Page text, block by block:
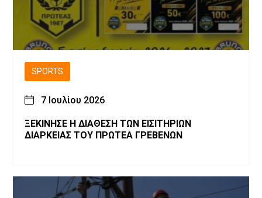
SPORTS
7 Ιουλίου 2026
ΞΕΚΙΝΗΣΕ Η ΔΙΑΘΕΣΗ ΤΩΝ ΕΙΣΙΤΗΡΙΩΝ
ΔΙΑΡΚΕΙΑΣ ΤΟΥ ΠΡΩΤΕΑ ΓΡΕΒΕΝΩΝ